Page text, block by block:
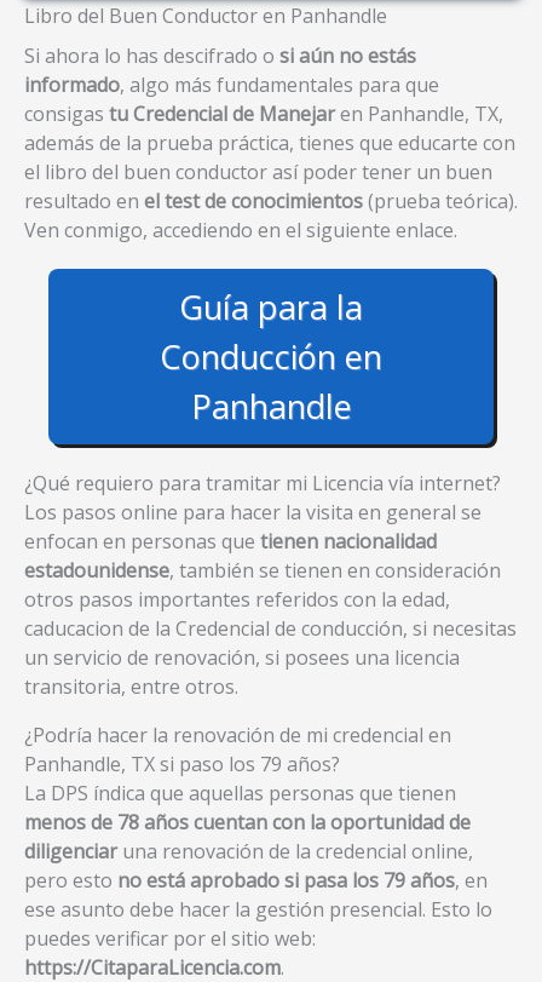
Libro del Buen Conductor en Panhandle
Si ahora lo has descifrado o si aún no estás
informado, algo más fundamentales para que
consigas tu Credencial de Manejaren Panhandle, TX,
además de la prueba práctica, tienes que educarte con
el libro del buen conductor así poder tener un buen
resultado en el test de conocimientos(prueba teórica).
Ven conmigo, accediendo en el siguiente enlace.
Guía para la
Conducción en
Panhandle
¿Qué requiero para tramitar mi Licencia vía internet?
Los pasos online para hacer la visita en general se
enfocan en personas que tienen nacionalidad
estadounidense, también se tienen en consideración
otros pasos importantes referidos con la edad,
caducacion de la Credencial de conducción, si necesitas
un servicio de renovación, si posees una licencia
transitoria, entre otros.
¿Podría hacer la renovación de mi credencial en
Panhandle, TX si paso los 79 años?
La DPS índica que aquellas personas que tienen
menos de 78 años cuentan con la oportunidad de
diligenciaruna renovación de la credencial online,
pero esto no está aprobado si pasa los 79 años, en
ese asunto debe hacer la gestión presencial. Esto lo
puedes verificar por el sitio web:
https://CitaparaLicencia.com.